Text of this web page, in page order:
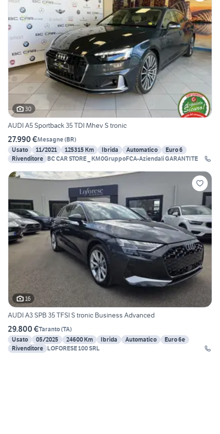
30
AUDI A5 Sportback 35 TDI Mhev S tronic
27.990 €Mesagne(BR)
Usato
11/2021 125315 Km Ibrida Automatico
Euro 6
Rivenditore BC CAR STORE _ KM0GruppoFCA-Aziendali GARANTITE
16
AUDI A3 SPB 35 TFSI S tronic Business Advanced
29.800 €Taranto(TA)
Usato
05/2025 24600 Km Ibrida Automatico
Euro 6e
Rivenditore LOFORESE 100 SRL